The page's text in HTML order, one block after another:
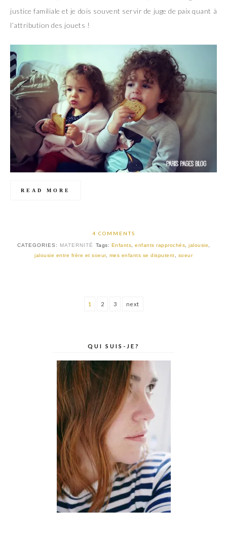
justice familiale et je dois souvent servir de juge de paix quant à
l’attribution des jouets !
READ MORE
4 COMMENTS
CATEGORIES: MATERNITÉ Tags: Enfants, enfants rapprochés, jalousie,
jalousie entre frère et soeur, mes enfants se disputent, soeur
1 2 3 next
QUI SUIS-JE?